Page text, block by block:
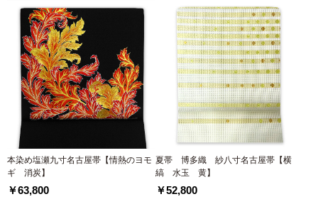
本染め塩瀬九寸名古屋帯【情熱のヨモ
ギ 消炭】
￥63,800
夏帯 博多織 紗八寸名古屋帯【横
縞 水玉 黄】
￥52,800